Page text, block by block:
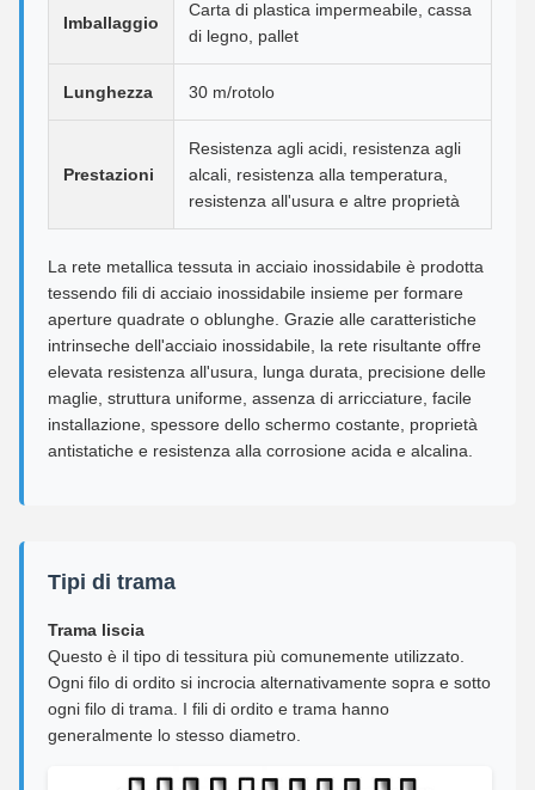
Imballaggio
Carta di plastica impermeabile, cassa
di legno, pallet
Lunghezza 30 m/rotolo
Prestazioni
Resistenza agli acidi, resistenza agli
alcali, resistenza alla temperatura,
resistenza all'usura e altre proprietà
La rete metallica tessuta in acciaio inossidabile è prodotta
tessendo fili di acciaio inossidabile insieme per formare
aperture quadrate o oblunghe. Grazie alle caratteristiche
intrinseche dell'acciaio inossidabile, la rete risultante offre
elevata resistenza all'usura, lunga durata, precisione delle
maglie, struttura uniforme, assenza di arricciature, facile
installazione, spessore dello schermo costante, proprietà
antistatiche e resistenza alla corrosione acida e alcalina.
Tipi di trama
Trama liscia
Questo è il tipo di tessitura più comunemente utilizzato.
Ogni filo di ordito si incrocia alternativamente sopra e sotto
ogni filo di trama. I fili di ordito e trama hanno
generalmente lo stesso diametro.